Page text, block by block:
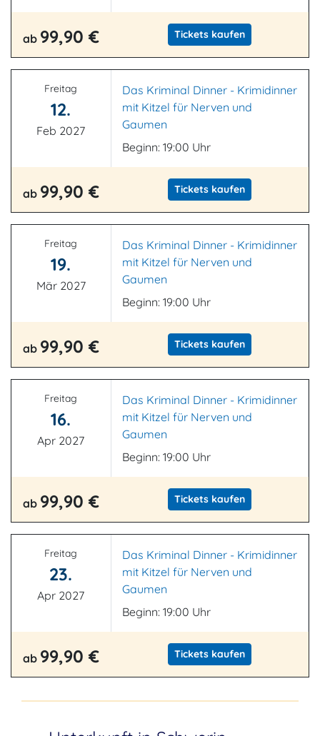
ab 99,90 € Tickets kaufen
Freitag
12.
Feb 2027
Das Kriminal Dinner - Krimidinner
mit Kitzel für Nerven und
Gaumen
Beginn: 19:00 Uhr
ab 99,90 € Tickets kaufen
Freitag
19.
Mär 2027
Das Kriminal Dinner - Krimidinner
mit Kitzel für Nerven und
Gaumen
Beginn: 19:00 Uhr
ab 99,90 € Tickets kaufen
Freitag
16.
Apr 2027
Das Kriminal Dinner - Krimidinner
mit Kitzel für Nerven und
Gaumen
Beginn: 19:00 Uhr
ab 99,90 € Tickets kaufen
Freitag
23.
Apr 2027
Das Kriminal Dinner - Krimidinner
mit Kitzel für Nerven und
Gaumen
Beginn: 19:00 Uhr
ab 99,90 € Tickets kaufen